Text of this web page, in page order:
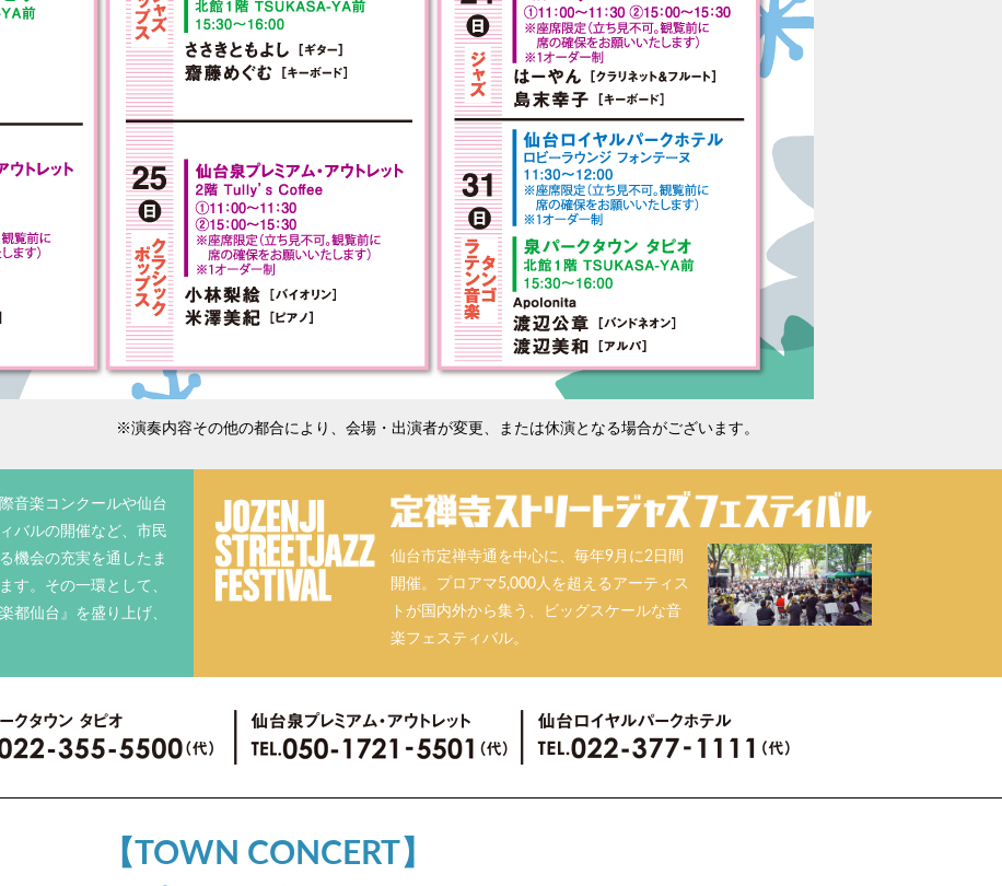
※演奏内容その他の都合により、会場・出演者が変更、または休演となる場合がございます。
音楽コンクールや仙台
バルの開催など、市民
機会の充実を通したま
す。その一環として、
都仙台』を盛り上げ、
仙台市定禅寺通を中心に、毎年9月に2日間
開催。プロアマ5,000人を超えるアーティス
トが国内外から集う、ビッグスケールな音
楽フェスティバル。
【TOWN CONCERT】